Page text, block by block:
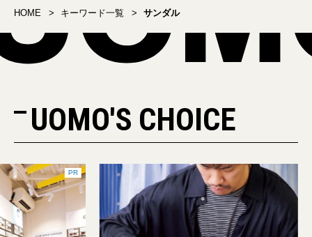
HOME キーワード一覧 サンダル
UOMO'S CHOICE
PR